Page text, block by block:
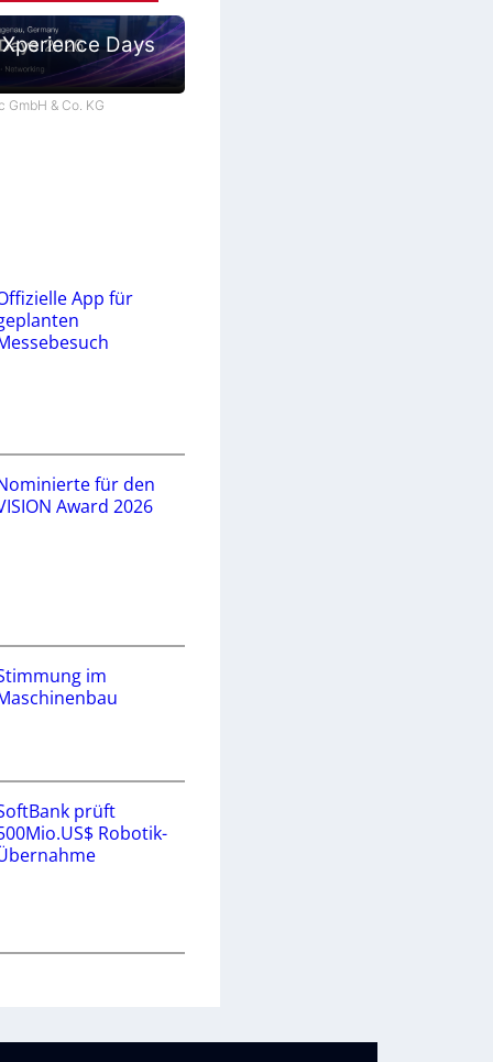
Days
GmbH & Co. KG
App für
für den
Award 2026
im
prüft
Robotik-